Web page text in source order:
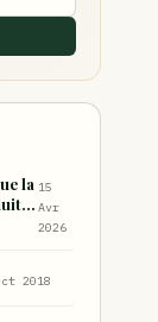
la 15
Avr
2026
2018